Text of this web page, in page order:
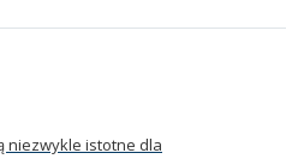
niezwykle istotne dla